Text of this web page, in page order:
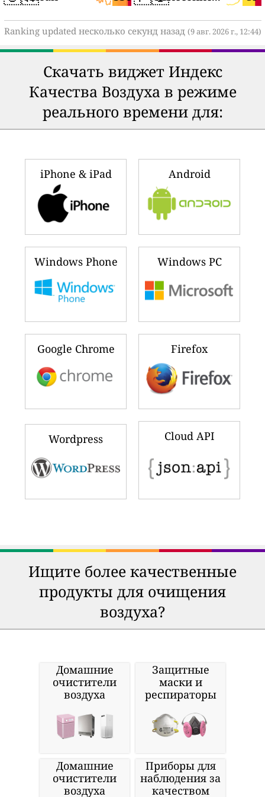
Ranking updated несколько секунд назад (9 авг. 2026 г., 12:44)
Скачать виджет Индекс
Качества Воздуха в режиме
реального времени для:
iPhone & iPad Android
Windows Phone Windows PC
Google Chrome Firefox
Wordpress Cloud API
Ищите более качественные
продукты для очищения
воздуха?
Домашние
очистители
воздуха
Защитные
маски и
респираторы
Домашние
очистители
воздуха
Приборы для
наблюдения за
качеством